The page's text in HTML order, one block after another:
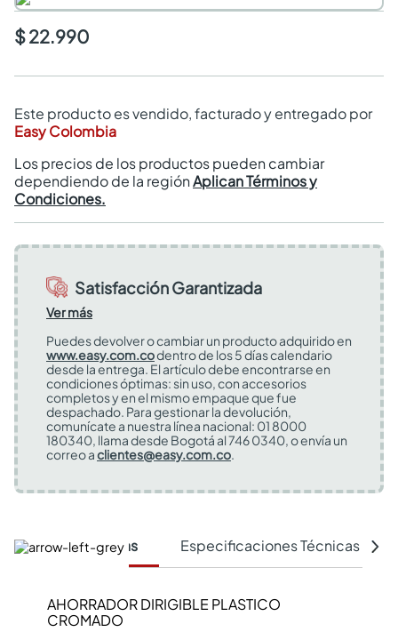
$ 22.990
Este producto es vendido, facturado y entregado por
Easy Colombia
Los precios de los productos pueden cambiar
dependiendo de la regiónAplican Términos y
Condiciones.
Satisfacción Garantizada
Ver más
Puedes devolver o cambiar un producto adquirido en
www.easy.com.codentro de los 5 días calendario
desde la entrega. El artículo debe encontrarse en
condiciones óptimas: sin uso, con accesorios
completos y en el mismo empaque que fue
despachado. Para gestionar la devolución,
comunícate a nuestra línea nacional: 01 8000
180340, llama desde Bogotá al 746 0340, o envía un
correo aclientes@easy.com.co.
Características Especificaciones Técnicas
AHORRADOR DIRIGIBLE PLASTICO
CROMADO